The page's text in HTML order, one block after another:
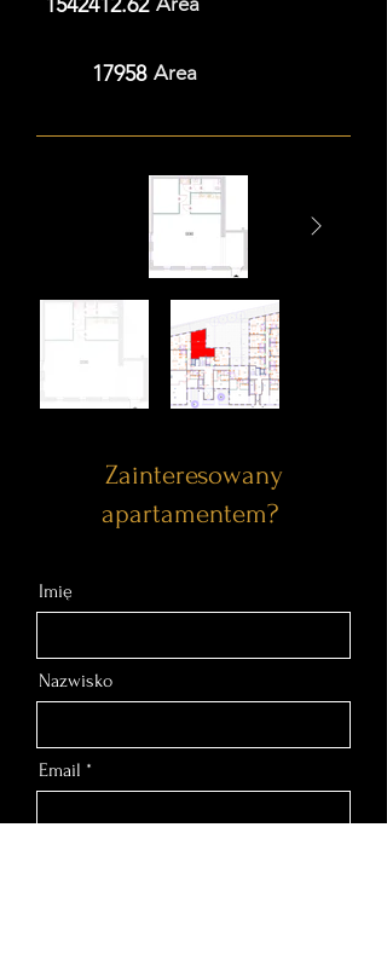
17958 Area
Zainteresowany
apartamentem?
Imię
Nazwisko
Email